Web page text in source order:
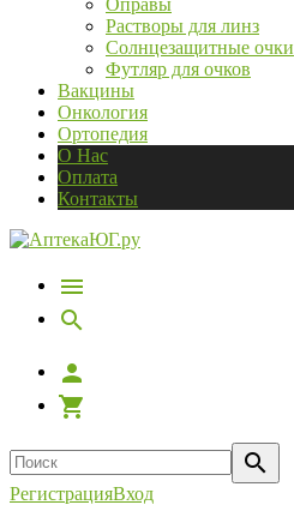
Оправы
Растворы для линз
Солнцезащитные очки
Футляр для очков
Вакцины
Онкология
Ортопедия
О Нас
Оплата
Контакты
РегистрацияВход